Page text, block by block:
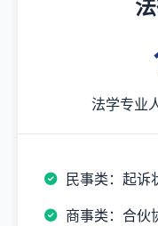
法学专业
民事类：起诉
商事类：合伙